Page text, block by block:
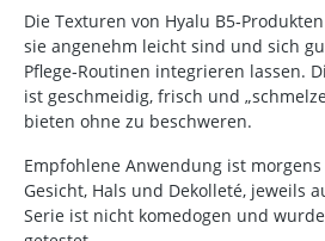
Die Texturen von Hyalu
sie angenehm leicht sind und sich
Pflege‑Routinen integrieren lassen.
ist geschmeidig, frisch und
bieten ohne zu beschweren.
Empfohlene Anwendung ist
Gesicht, Hals und Dekolleté, jeweils
Serie ist nicht komedogen und